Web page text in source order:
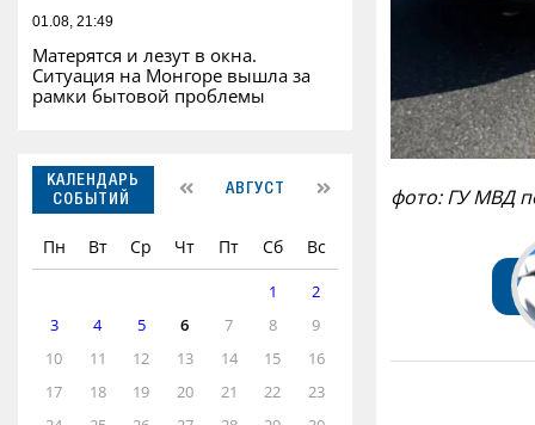
01.08, 21:49
Матерятся и лезут в окна.
Ситуация на Монгоре вышла за
рамки бытовой проблемы
КАЛЕНДАРЬ
СОБЫТИЙ
АВГУСТ
Пн Вт Ср Чт Пт Сб Вс
1
2
3
4 5 6 7 8
9
10
11 12 13 14 15
16
17
18 19 20 21 22
23
фото: ГУ МВД